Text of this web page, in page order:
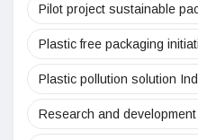
Pilot project sustainable
Plastic free packaging
Plastic pollution solution
Research and